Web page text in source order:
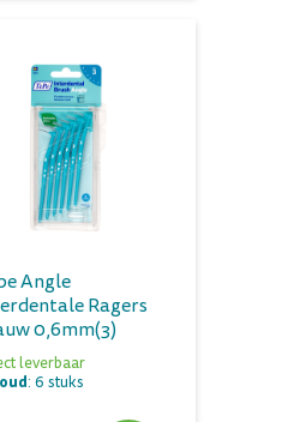
Angle
Ragers
0,6mm(3)
leverbaar
: 6 stuks